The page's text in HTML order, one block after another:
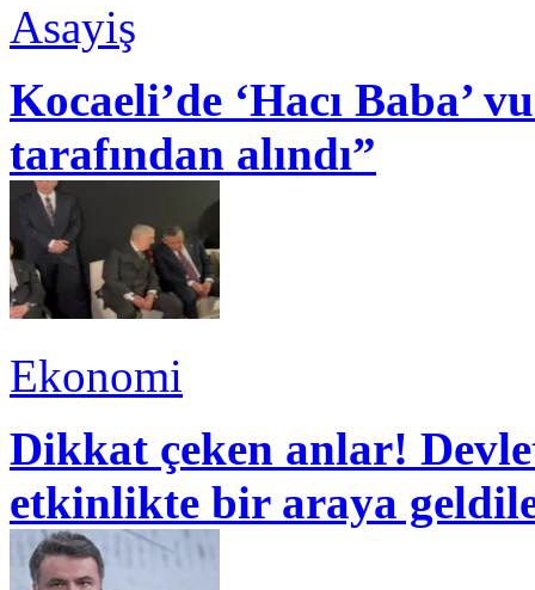
Asayiş
Kocaeli’de ‘Hacı Baba’
tarafından alındı”
Ekonomi
Dikkat çeken anlar!
etkinlikte bir araya